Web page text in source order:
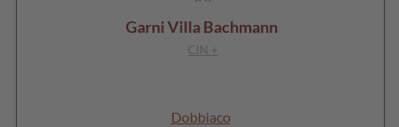
Garni Villa Bachmann
CIN +
Dobbiaco